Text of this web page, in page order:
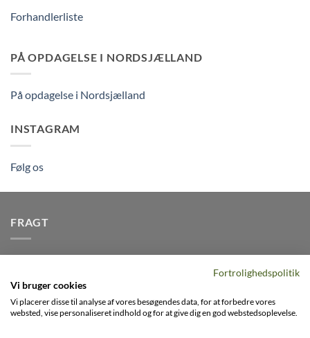
Forhandlerliste
PÅ OPDAGELSE I NORDSJÆLLAND
På opdagelse i Nordsjælland
INSTAGRAM
Følg os
FRAGT
på alle pakker - Husk der er fri
levering på alle ordre over DKK395
Fortrolighedspolitik
Vi bruger cookies
Vi placerer disse til analyse af vores besøgendes data, for at forbedre vores
websted, vise personaliseret indhold og for at give dig en god webstedsoplevelse.